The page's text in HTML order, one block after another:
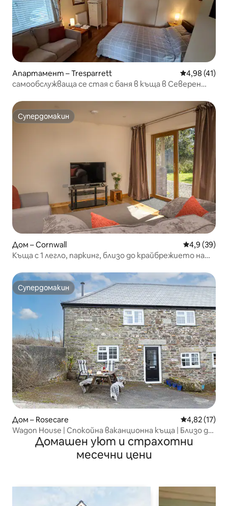
Апартамент – Tresparrett Средна
4,98 (41)
самообслужваща се стая с баня в къща в Северен
Супердомакин
Супердомакин
Дом – Cornwall Средна
4,9 (39)
Къща с 1 легло, паркинг, близо до крайбрежието на
Супердомакин
Супердомакин
Дом – Rosecare Средна
4,82 (17)
Wagon House | Спокойна ваканционна къща | Близо до
Бюд и плажа
Домашен уют и страхотни
месечни цени